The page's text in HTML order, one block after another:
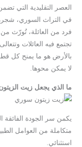
العصر التقليدية التي
في التراث السوري،
فرد من العائلة، تُورّث من
تجتمع فيه العائلات
بالأرض هو ما يمنح كل
لا يمكن محوها.
ما الذي يجعل زيت
يكمن سر الجودة الفائقة
متكاملة من العوامل
استثنائي.